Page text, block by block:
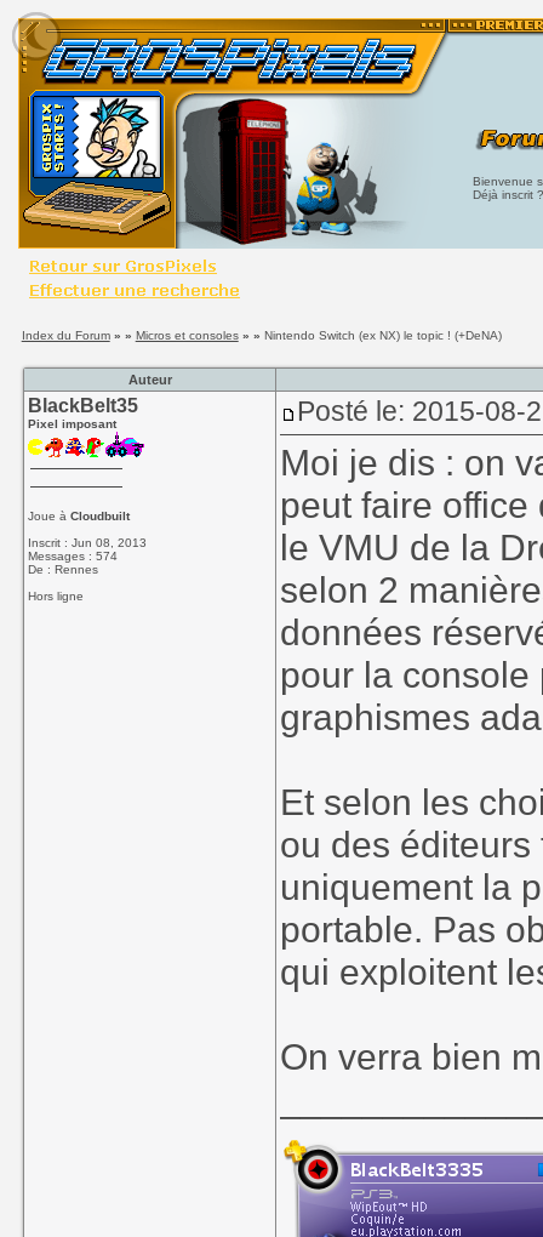
Bienvenue
Déjà inscrit
Index du Forum» » Micros et consoles» » Nintendo Switch (ex NX) le topic ! (+DeNA)
Auteur
BlackBelt35
Pixel imposant
Joue àCloudbuilt
Inscrit : Jun 08, 2013
Messages : 574
De : Rennes
Hors ligne
Posté le: 2015-08-
Moi je dis : on
peut faire
le VMU de la
selon 2
données
pour la
graphismes
Et selon les
ou des
uniquement la
portable. Pas
qui exploitent
On verra bien